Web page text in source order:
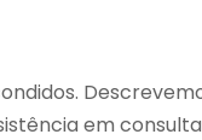
em